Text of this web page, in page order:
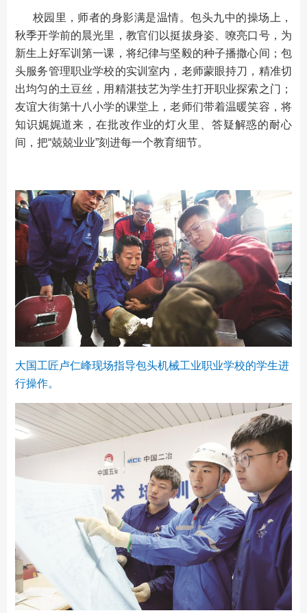
校园里，师者的身影满是温情。包头九中的操场上，
秋季开学前的晨光里，教官们以挺拔身姿、嘹亮口号，为
新生上好军训第一课，将纪律与坚毅的种子播撒心间；包
头服务管理职业学校的实训室内，老师蒙眼持刀，精准切
出均匀的土豆丝，用精湛技艺为学生打开职业探索之门；
友谊大街第十八小学的课堂上，老师们带着温暖笑容，将
知识娓娓道来，在批改作业的灯火里、答疑解惑的耐心
间，把“兢兢业业”刻进每一个教育细节。
大国工匠卢仁峰现场指导包头机械工业职业学校的学生进
行操作。